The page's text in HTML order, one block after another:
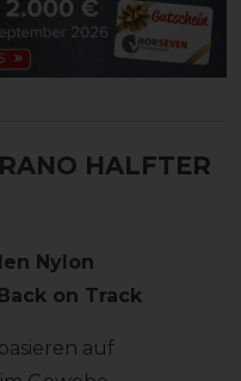
HALFTER
Nylon
on Track
basieren auf